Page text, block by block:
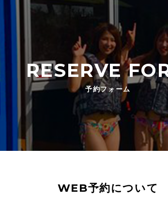
RESERVE
予約フォーム
WEB予約について